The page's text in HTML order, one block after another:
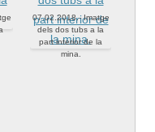
07.02.2018.- Imatge
dels dos tubs a la
part interior de la
mina.